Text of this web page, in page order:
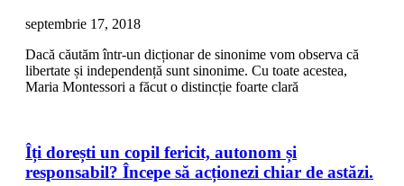
septembrie 17, 2018
Dacă căutăm într-un dicționar de sinonime vom observa că
libertate și independență sunt sinonime. Cu toate acestea,
Maria Montessori a făcut o distincție foarte clară
Îți dorești un copil fericit, autonom și
responsabil? Începe să acționezi chiar de astăzi.